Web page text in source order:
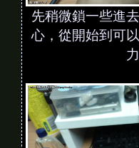
先稍微鎖一些進
心，從開始到可